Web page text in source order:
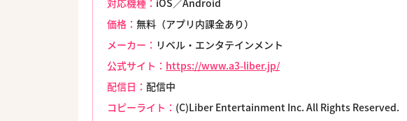
対応機種： iOS／Android
価格： 無料（アプリ内課金あり）
メーカー： リベル・エンタテインメント
公式サイト： https://www.a3-liber.jp/
配信日： 配信中
コピーライト： (C)Liber Entertainment Inc. All Rights Reserved.